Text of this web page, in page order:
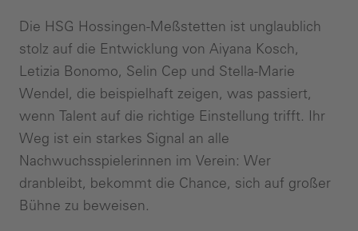
Die HSG Hossingen-Meßstetten ist unglaublich
stolz auf die Entwicklung von Aiyana Kosch,
Letizia Bonomo, Selin Cep und Stella-Marie
Wendel, die beispielhaft zeigen, was passiert,
wenn Talent auf die richtige Einstellung trifft. Ihr
Weg ist ein starkes Signal an alle
Nachwuchsspielerinnen im Verein: Wer
dranbleibt, bekommt die Chance, sich auf großer
Bühne zu beweisen.